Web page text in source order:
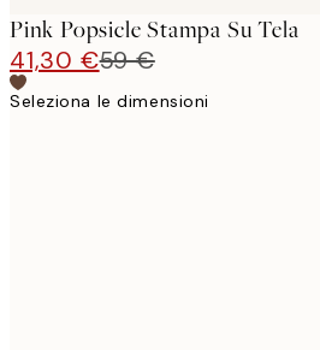
Pink Popsicle Stampa Su Tela
41,30 €59 €
Seleziona le dimensioni